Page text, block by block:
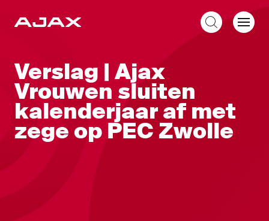
Verslag | Ajax
Vrouwen sluiten
kalenderjaar af met
zege op PEC Zwolle